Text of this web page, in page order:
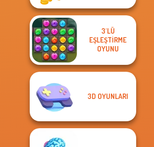
3'LÜ
EŞLEŞTIRME
OYUNU
3D OYUNLARI